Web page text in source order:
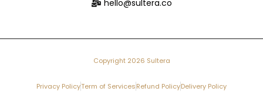
hello@sultera.co
Copyright 2026 Sultera
Privacy PolicyTerm of ServicesRefund PolicyDelivery Policy